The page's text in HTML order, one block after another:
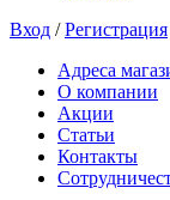
Вход /Регистрация
Адреса
О компании
Акции
Статьи
Контакты